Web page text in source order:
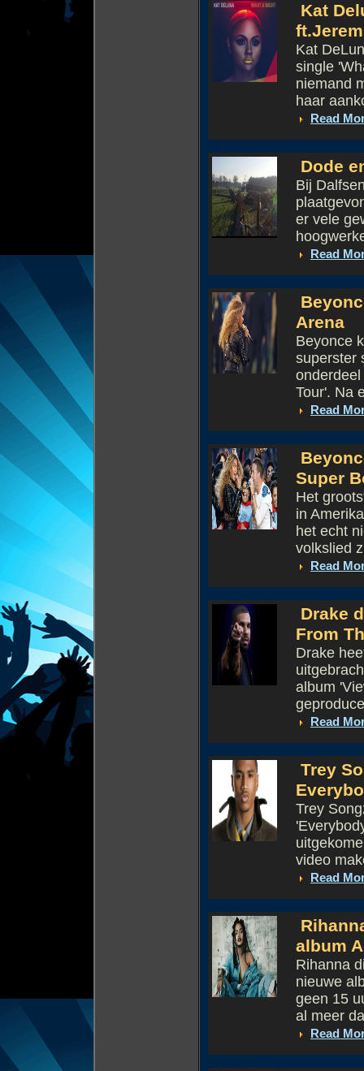
Kat
Kat
single
niemand
haar
Read
Dode
Bij
er vele
Read
Arena
Beyonce
superster
Tour'. Na
Read
Super
Het
in
het echt
volkslied
Read
Drake
From
Drake
album
Read
Trey
Trey
video
Read
album
Rihanna
nieuwe
geen 15
al meer
Read